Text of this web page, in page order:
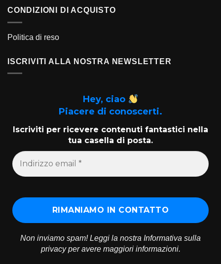
CONDIZIONI DI ACQUISTO
Politica di reso
ISCRIVITI ALLA NOSTRA NEWSLETTER
Hey, ciao
Piacere di conoscerti.
Iscriviti per ricevere contenuti fantastici nella
tua casella di posta.
Non inviamo spam! Leggi la nostra Informativa sulla
privacyper avere maggiori informazioni.